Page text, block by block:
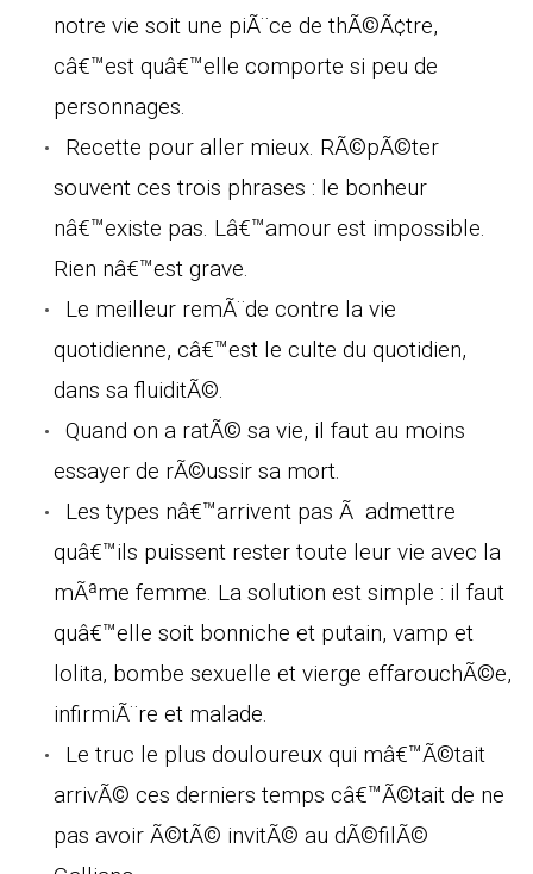
notre vie soit une piÃ¨ce de thÃ©Ã¢tre,
câ€™est quâ€™elle comporte si peu de
personnages.
Recette pour aller mieux. RÃ©pÃ©ter
souvent ces trois phrases : le bonheur
nâ€™existe pas. Lâ€™amour est impossible.
Rien nâ€™est grave.
Le meilleur remÃ¨de contre la vie
quotidienne, câ€™est le culte du quotidien,
dans sa fluiditÃ©.
Quand on a ratÃ© sa vie, il faut au moins
essayer de rÃ©ussir sa mort.
Les types nâ€™arrivent pas Ã admettre
quâ€™ils puissent rester toute leur vie avec la
mÃªme femme. La solution est simple : il faut
quâ€™elle soit bonniche et putain, vamp et
lolita, bombe sexuelle et vierge effarouchÃ©e,
infirmiÃ¨re et malade.
Le truc le plus douloureux qui mâ€™Ã©tait
arrivÃ© ces derniers temps câ€™Ã©tait de ne
pas avoir Ã©tÃ© invitÃ© au dÃ©filÃ©